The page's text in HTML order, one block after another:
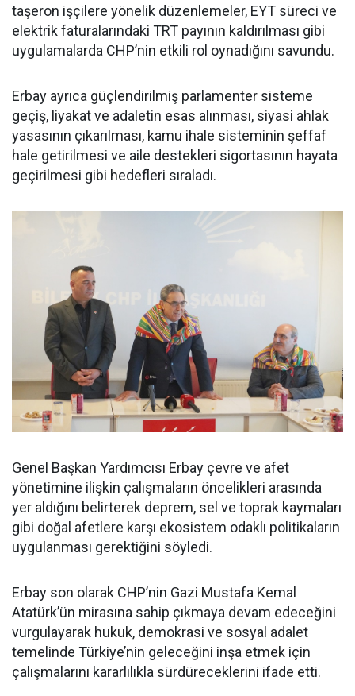
taşeron işçilere yönelik düzenlemeler, EYT süreci ve
elektrik faturalarındaki TRT payının kaldırılması gibi
uygulamalarda CHP’nin etkili rol oynadığını savundu.
Erbay ayrıca güçlendirilmiş parlamenter sisteme
geçiş, liyakat ve adaletin esas alınması, siyasi ahlak
yasasının çıkarılması, kamu ihale sisteminin şeffaf
hale getirilmesi ve aile destekleri sigortasının hayata
geçirilmesi gibi hedefleri sıraladı.
Genel Başkan Yardımcısı Erbay çevre ve afet
yönetimine ilişkin çalışmaların öncelikleri arasında
yer aldığını belirterek deprem, sel ve toprak kaymaları
gibi doğal afetlere karşı ekosistem odaklı politikaların
uygulanması gerektiğini söyledi.
Erbay son olarak CHP’nin Gazi Mustafa Kemal
Atatürk’ün mirasına sahip çıkmaya devam edeceğini
vurgulayarak hukuk, demokrasi ve sosyal adalet
temelinde Türkiye’nin geleceğini inşa etmek için
çalışmalarını kararlılıkla sürdüreceklerini ifade etti.